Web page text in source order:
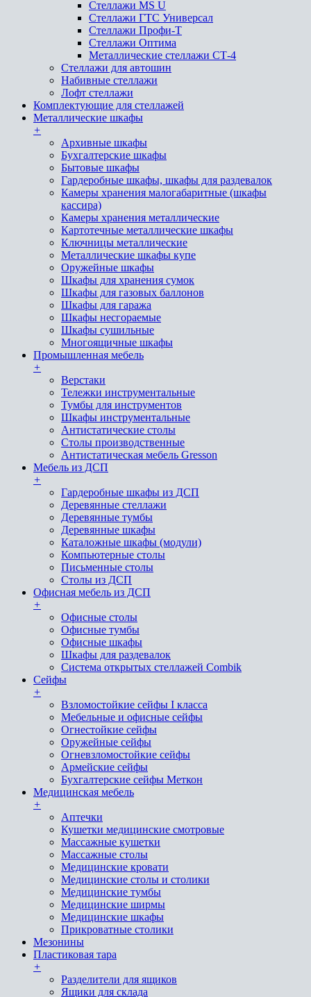
Стеллажи MS U
Стеллажи ГТС Универсал
Стеллажи Профи-Т
Стеллажи Оптима
Металлические стеллажи СТ-4
Стеллажи для автошин
Набивные стеллажи
Лофт стеллажи
Комплектующие для стеллажей
Металлические шкафы
+
Архивные шкафы
Бухгалтерские шкафы
Бытовые шкафы
Гардеробные шкафы, шкафы для раздевалок
Камеры хранения малогабаритные (шкафы
кассира)
Камеры хранения металлические
Картотечные металлические шкафы
Ключницы металлические
Металлические шкафы купе
Оружейные шкафы
Шкафы для хранения сумок
Шкафы для газовых баллонов
Шкафы для гаража
Шкафы несгораемые
Шкафы сушильные
Многоящичные шкафы
Промышленная мебель
+
Верстаки
Тележки инструментальные
Тумбы для инструментов
Шкафы инструментальные
Антистатические столы
Столы производственные
Антистатическая мебель Gresson
Мебель из ДСП
+
Гардеробные шкафы из ДСП
Деревянные стеллажи
Деревянные тумбы
Деревянные шкафы
Каталожные шкафы (модули)
Компьютерные столы
Письменные столы
Столы из ДСП
Офисная мебель из ДСП
+
Офисные столы
Офисные тумбы
Офисные шкафы
Шкафы для раздевалок
Система открытых стеллажей Combik
Сейфы
+
Взломостойкие сейфы I класса
Мебельные и офисные сейфы
Огнестойкие сейфы
Оружейные сейфы
Огневзломостойкие сейфы
Армейские сейфы
Бухгалтерские сейфы Меткон
Медицинская мебель
+
Аптечки
Кушетки медицинские смотровые
Массажные кушетки
Массажные столы
Медицинские кровати
Медицинские столы и столики
Медицинские тумбы
Медицинские ширмы
Медицинские шкафы
Прикроватные столики
Мезонины
Пластиковая тара
+
Разделители для ящиков
Ящики для склада